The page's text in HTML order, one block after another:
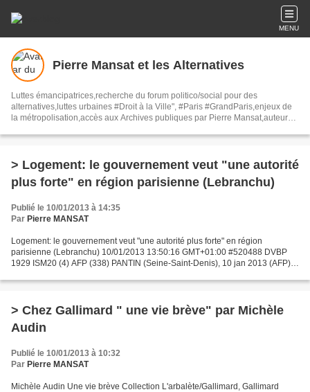
MENU
Pierre Mansat et les Alternatives
Luttes émancipatrices,recherche du forum politico/social pour des
alternatives,luttes urbaines #Droit à la Ville", #Paris #GrandParis,enjeux de
la métropolisation,accès aux Archives publiques par Pierre Mansat,auteur‼️
#Audin>bénevole Secours Populaire>Comité Laghouat-France>#Mumia
> Logement: le gouvernement veut "une autorité
plus forte" en région parisienne (Lebranchu)
Publié le 10/01/2013 à 14:35
Par Pierre MANSAT
Logement: le gouvernement veut "une autorité plus forte" en région
parisienne (Lebranchu) 10/01/2013 13:50:16 GMT+01:00 #520488 DVBP
1929 ISM20 (4) AFP (338) PANTIN (Seine-Saint-Denis), 10 jan 2013 (AFP) -
> Chez Gallimard " une vie brève" par Michèle
Audin
Publié le 10/01/2013 à 10:32
Par Pierre MANSAT
Michèle Audin Une vie brève Collection L'arbalète/Gallimard, Gallimard